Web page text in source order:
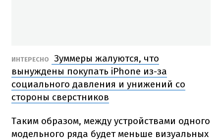
ИНТЕРЕСНО
Зуммеры жалуются, что
вынуждены покупать iPhone из-за
социального давления и унижений со
стороны сверстников
Таким образом, между устройствами одного
модельного ряда будет меньше визуальных